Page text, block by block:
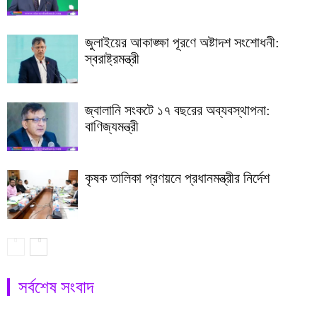
জুলাইয়ের আকাঙ্ক্ষা পূরণে অষ্টাদশ সংশোধনী:
স্বরাষ্ট্রমন্ত্রী
জ্বালানি সংকটে ১৭ বছরের অব্যবস্থাপনা:
বাণিজ্যমন্ত্রী
কৃষক তালিকা প্রণয়নে প্রধানমন্ত্রীর নির্দেশ
সর্বশেষ সংবাদ